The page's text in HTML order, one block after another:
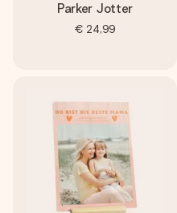
Parker Jotter
€ 24,99